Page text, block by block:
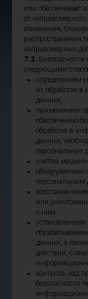
или обеспечивает
от
изменения,
распространения
неправомерных
7.2. Безопасности
следующими
определением
их обработке
данных;
применением
обеспечению
обработке в
данных,
персональных
учетом
обнаружением
персональным
или
к ним;
данных, а
действий,
контроль над
безопасности